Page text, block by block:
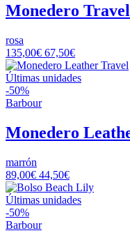
Monedero Travel
rosa
135,00€ 67,50€
Últimas unidades
-50%
Barbour
Monedero
marrón
89,00€ 44,50€
Últimas unidades
-50%
Barbour